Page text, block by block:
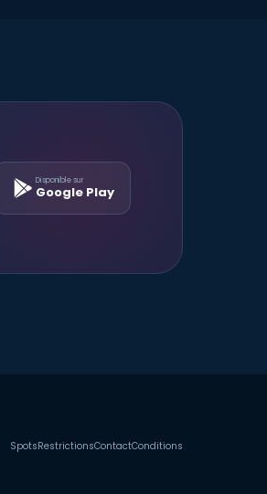
Disponible sur
Google Play
SpotsRestrictionsContactConditions